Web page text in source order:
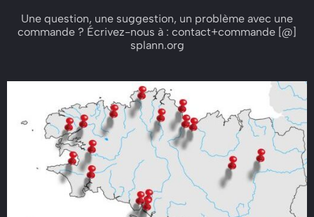
Une question, une suggestion, un problème avec une
commande ? Écrivez-nous à : contact+commande [@]
splann.org